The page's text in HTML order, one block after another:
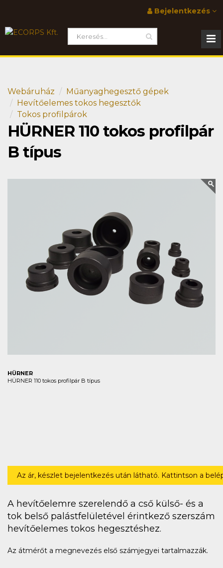
Bejelentkezés
Webáruház
Műanyaghegesztő gépek
Hevítőelemes tokos hegesztők
Tokos profilpárok
HÜRNER 110 tokos profilpár
B típus
HÜRNER
HÜRNER 110 tokos profilpár B típus
Az ár, készlet bejelentkezés után látható. Kattintson a
A hevítőelemre szerelendő a cső külső- és a
tok belső palástfelületével érintkező szerszám
hevítőelemes tokos hegesztéshez.
Az átmérőt a megnevezés első számjegyei tartalmazzák.